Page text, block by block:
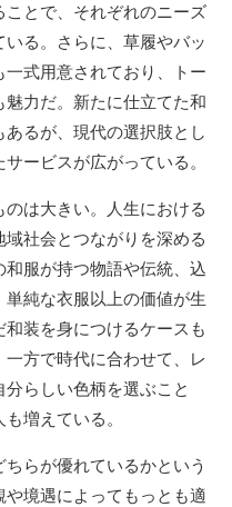
とで、それぞれのニーズ
る。さらに、草履やバッ
式用意されており、トー
力だ。新たに仕立てた和
るが、現代の選択肢とし
ービスが広がっている。
は大きい。人生における
社会とつながりを深める
服が持つ物語や伝統、込
純な衣服以上の価値が生
装を身につけるケースも
方で時代に合わせて、レ
らしい色柄を選ぶこと
増えている。
らが優れているかという
境遇によってもっとも適